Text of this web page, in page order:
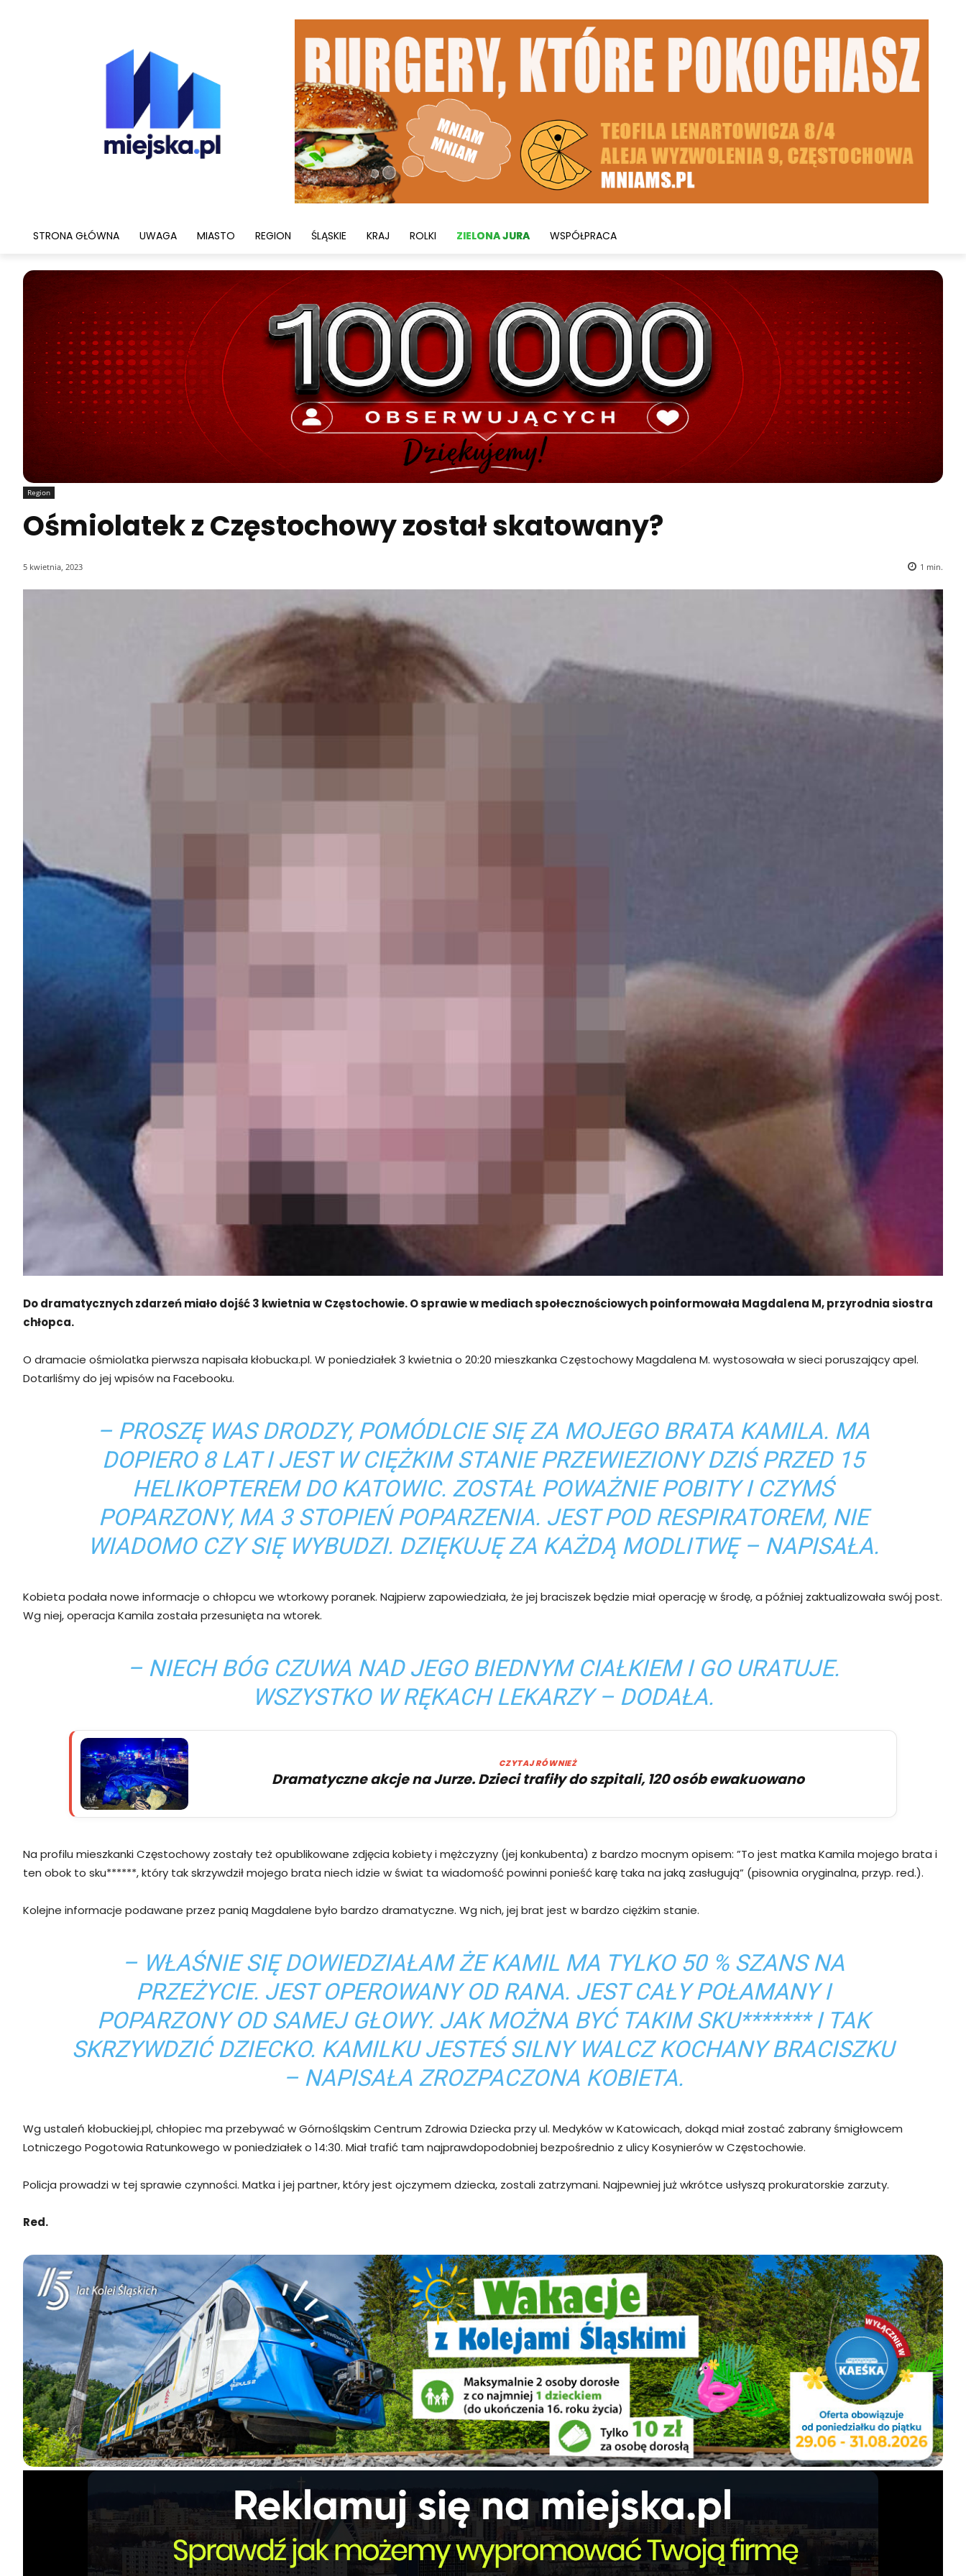
STRONA GŁÓWNA UWAGA MIASTO REGION ŚLĄSKIE KRAJ ROLKI ZIELONA JURA WSPÓŁPRACA
Region
Ośmiolatek z Częstochowy został skatowany?
5 kwietnia, 2023 1 min.
Do dramatycznych zdarzeń miało dojść 3 kwietnia w Częstochowie. O sprawie w mediach społecznościowych poinformowała Magdalena M, przyrodnia siostra
chłopca.
O dramacie ośmiolatka pierwsza napisała kłobucka.pl. W poniedziałek 3 kwietnia o 20:20 mieszkanka Częstochowy Magdalena M. wystosowała w sieci poruszający apel.
Dotarliśmy do jej wpisów na Facebooku.
– PROSZĘ WAS DRODZY, POMÓDLCIE SIĘ ZA MOJEGO BRATA KAMILA. MA
DOPIERO 8 LAT I JEST W CIĘŻKIM STANIE PRZEWIEZIONY DZIŚ PRZED 15
HELIKOPTEREM DO KATOWIC. ZOSTAŁ POWAŻNIE POBITY I CZYMŚ
POPARZONY, MA 3 STOPIEŃ POPARZENIA. JEST POD RESPIRATOREM, NIE
WIADOMO CZY SIĘ WYBUDZI. DZIĘKUJĘ ZA KAŻDĄ MODLITWĘ – NAPISAŁA.
Kobieta podała nowe informacje o chłopcu we wtorkowy poranek. Najpierw zapowiedziała, że jej braciszek będzie miał operację w środę, a później zaktualizowała swój post.
Wg niej, operacja Kamila została przesunięta na wtorek.
– NIECH BÓG CZUWA NAD JEGO BIEDNYM CIAŁKIEM I GO URATUJE.
WSZYSTKO W RĘKACH LEKARZY – DODAŁA.
CZYTAJ RÓWNIEŻ
Dramatyczne akcje na Jurze. Dzieci trafiły do szpitali, 120 osób ewakuowano
Na profilu mieszkanki Częstochowy zostały też opublikowane zdjęcia kobiety i mężczyzny (jej konkubenta) z bardzo mocnym opisem: ”To jest matka Kamila mojego brata i
ten obok to sku******, który tak skrzywdził mojego brata niech idzie w świat ta wiadomość powinni ponieść karę taka na jaką zasługują” (pisownia oryginalna, przyp. red.).
Kolejne informacje podawane przez panią Magdalene było bardzo dramatyczne. Wg nich, jej brat jest w bardzo ciężkim stanie.
– WŁAŚNIE SIĘ DOWIEDZIAŁAM ŻE KAMIL MA TYLKO 50 % SZANS NA
PRZEŻYCIE. JEST OPEROWANY OD RANA. JEST CAŁY POŁAMANY I
POPARZONY OD SAMEJ GŁOWY. JAK MOŻNA BYĆ TAKIM SKU******* I TAK
SKRZYWDZIĆ DZIECKO. KAMILKU JESTEŚ SILNY WALCZ KOCHANY BRACISZKU
– NAPISAŁA ZROZPACZONA KOBIETA.
Wg ustaleń kłobuckiej.pl, chłopiec ma przebywać w Górnośląskim Centrum Zdrowia Dziecka przy ul. Medyków w Katowicach, dokąd miał zostać zabrany śmigłowcem
Lotniczego Pogotowia Ratunkowego w poniedziałek o 14:30. Miał trafić tam najprawdopodobniej bezpośrednio z ulicy Kosynierów w Częstochowie.
Policja prowadzi w tej sprawie czynności. Matka i jej partner, który jest ojczymem dziecka, zostali zatrzymani. Najpewniej już wkrótce usłyszą prokuratorskie zarzuty.
Red.